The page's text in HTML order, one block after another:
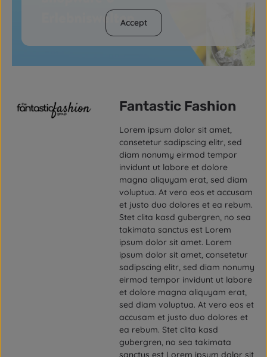
Accept
Fantastic Fashion
Lorem ipsum dolor sit amet,
consetetur sadipscing elitr, sed
diam nonumy eirmod tempor
invidunt ut labore et dolore
magna aliquyam erat, sed diam
voluptua. At vero eos et accusam
et justo duo dolores et ea rebum.
Stet clita kasd gubergren, no sea
takimata sanctus est Lorem
ipsum dolor sit amet. Lorem
ipsum dolor sit amet, consetetur
sadipscing elitr, sed diam nonumy
eirmod tempor invidunt ut labore
et dolore magna aliquyam erat,
sed diam voluptua. At vero eos et
accusam et justo duo dolores et
ea rebum. Stet clita kasd
gubergren, no sea takimata
sanctus est Lorem ipsum dolor sit